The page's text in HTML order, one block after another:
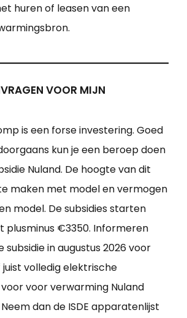
huren of leasen van een
VOOR MIJN
is een forse investering. Goed
kun je een beroep doen
Nuland. De hoogte van dit
maken met model en vermogen
model. De subsidies starten
plusminus €3350. Informeren
subsidie in augustus 2026 voor
volledig elektrische
voor verwarming Nuland
dan de ISDE apparatenlijst